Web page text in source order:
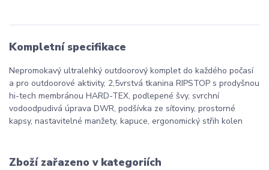
Kompletní specifikace
Nepromokavý ultralehký outdoorový komplet do každého počasí
a pro outdoorové aktivity, 2,5vrstvá tkanina RIPSTOP s prodyšnou
hi-tech membránou HARD-TEX, podlepené švy, svrchní
vodoodpudivá úprava DWR, podšívka ze síťoviny, prostorné
kapsy, nastavitelné manžety, kapuce, ergonomický střih kolen
Zboží zařazeno v kategoriích